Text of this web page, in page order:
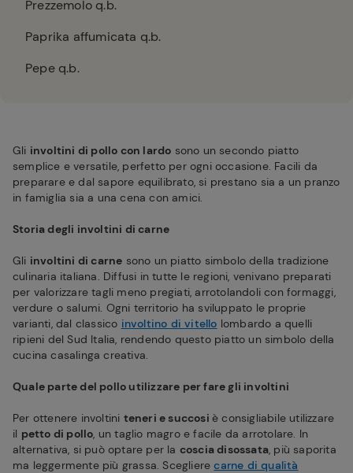
Prezzemolo q.b.
Paprika affumicata q.b.
Pepe q.b.
Gli involtini di pollo con lardo sono un secondo piatto
semplice e versatile, perfetto per ogni occasione. Facili da
preparare e dal sapore equilibrato, si prestano sia a un pranzo
in famiglia sia a una cena con amici.
Storia degli involtini di carne
Gli involtini di carne sono un piatto simbolo della tradizione
culinaria italiana. Diffusi in tutte le regioni, venivano preparati
per valorizzare tagli meno pregiati, arrotolandoli con formaggi,
verdure o salumi. Ogni territorio ha sviluppato le proprie
varianti, dal classico involtino di vitello lombardo a quelli
ripieni del Sud Italia, rendendo questo piatto un simbolo della
cucina casalinga creativa.
Quale parte del pollo utilizzare per fare gli involtini
Per ottenere involtini teneri e succosiè consigliabile utilizzare
il petto di pollo, un taglio magro e facile da arrotolare. In
alternativa, si può optare per la coscia disossata, più saporita
ma leggermente più grassa. Sceglierecarne di qualità